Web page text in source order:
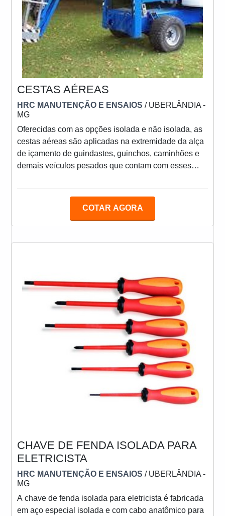
CESTAS AÉREAS
HRC MANUTENÇÃO E ENSAIOS / UBERLÂNDIA -
MG
Oferecidas com as opções isolada e não isolada, as
cestas aéreas são aplicadas na extremidade da alça
de içamento de guindastes, guinchos, caminhões e
demais veículos pesados que contam com esses
carrocerias.Resistente, o produto pode ser capaz de
sustentação do objeto tenha de ser prejudicado em
COTAR AGORA
CHAVE DE FENDA ISOLADA PARA
ELETRICISTA
HRC MANUTENÇÃO E ENSAIOS / UBERLÂNDIA -
MG
A chave de fenda isolada para eletricista é fabricada
em aço especial isolada e com cabo anatômico para